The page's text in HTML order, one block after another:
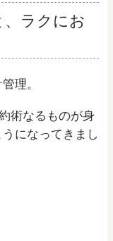
、ラクにお
理。
術なるものが身
になってきまし